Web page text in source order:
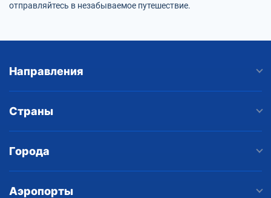
отправляйтесь в незабываемое путешествие.
Направления
Страны
Города
Аэропорты